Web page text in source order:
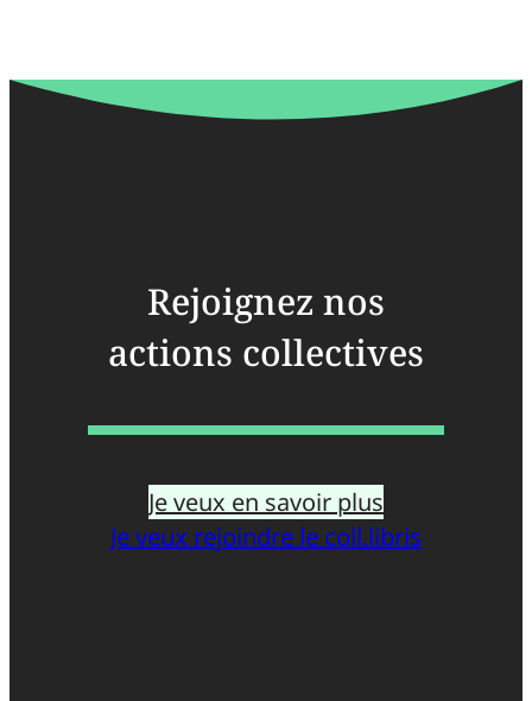
Rejoignez nos
actions collectives
Je veux en savoir plus
Je veux rejoindre le coll.libris